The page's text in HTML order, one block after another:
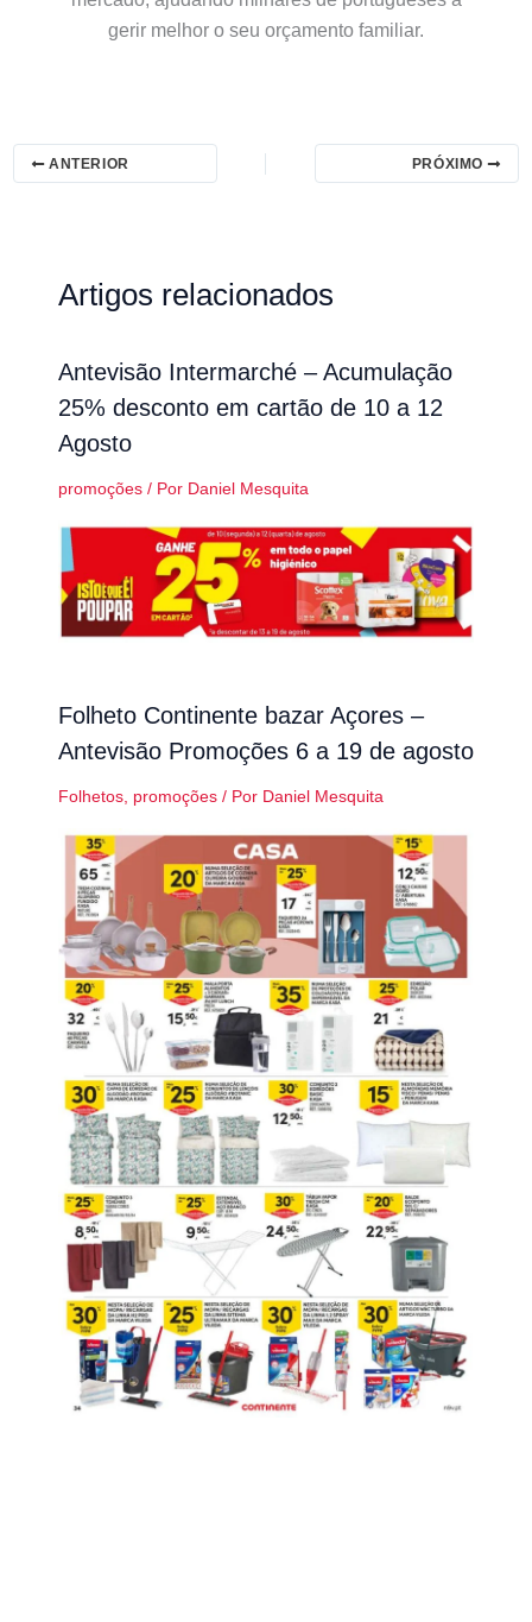
gerir melhor o seu orçamento familiar.
ANTERIOR PRÓXIMO
Artigos relacionados
Antevisão Intermarché – Acumulação
25% desconto em cartão de 10 a 12
Agosto
promoções/ Por Daniel Mesquita
Folheto Continente bazar Açores –
Antevisão Promoções 6 a 19 de agosto
Folhetos, promoções/ Por Daniel Mesquita